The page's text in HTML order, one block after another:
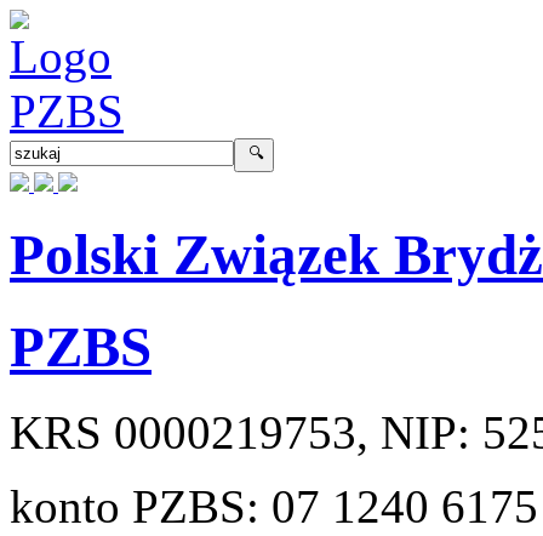
Polski Związek
PZBS
KRS 0000219753, NIP:
konto PZBS: 07 1240